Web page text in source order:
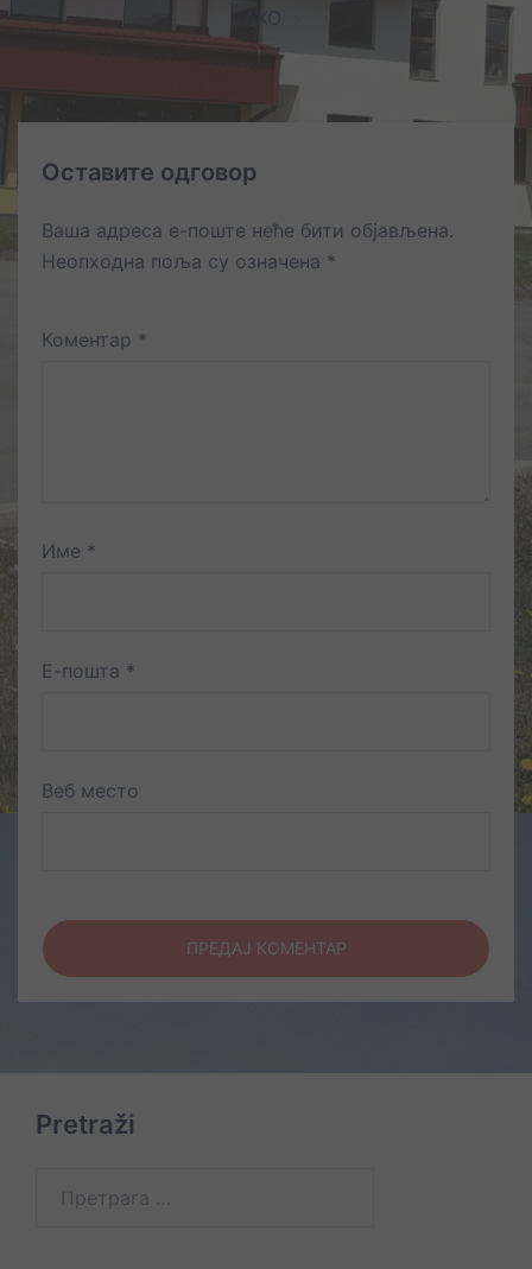
Оставите одговор
Ваша адреса е-поште неће бити објављена.
Неопходна поља су означена *
Коментар *
Име *
Е-пошта *
Веб место
Pretraži